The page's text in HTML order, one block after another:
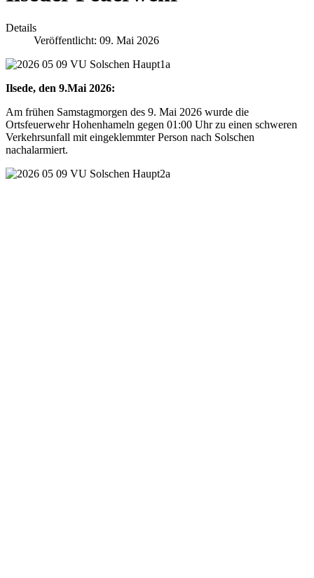
Details
Veröffentlicht: 09. Mai 2026
Ilsede, den 9.Mai 2026:
Am frühen Samstagmorgen des 9. Mai 2026 wurde die
Ortsfeuerwehr Hohenhameln gegen 01:00 Uhr zu einen schweren
Verkehrsunfall mit eingeklemmter Person nach Solschen
nachalarmiert.